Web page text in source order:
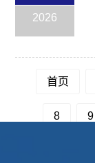
2026
首页
8 9